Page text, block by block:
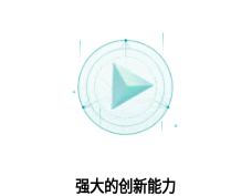
强大的创新能力